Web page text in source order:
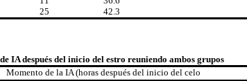
25 42.3
IA después del inicio del estro reuniendo ambos grupos
Momento de la IA (horas después del inicio del celo